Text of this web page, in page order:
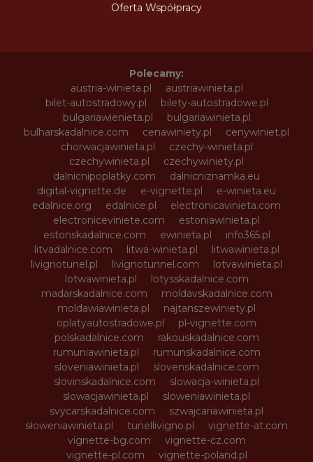
Oferta Współpracy
Polecamy:
austria-winieta.pl
austriawinieta.pl
bilet-autostradowy.pl
bilety-autostradowe.pl
bulgariawienieta.pl
bulgariawinieta.pl
bulharskadalnice.com
cenawiniety.pl
cenywiniet.pl
chorwacjawinieta.pl
czechy-winieta.pl
czechywinieta.pl
czechywiniety.pl
dalnicnipoplatky.com
dalnicniznamka.eu
digital-vignette.de
e-vignette.pl
e-winieta.eu
edalnice.org
edalnice.pl
electronicavinieta.com
electroniceviniete.com
estoniawinieta.pl
estonskadalnice.com
ewinieta.pl
info365.pl
litvadalnice.com
litwa-winieta.pl
litwawinieta.pl
livignotunel.pl
livignotunnel.com
lotvawinieta.pl
lotwawinieta.pl
lotysskadalnice.com
madarskadalnice.com
moldavskadalnice.com
moldawiawinieta.pl
najtanszewiniety.pl
oplatyautostradowe.pl
pl-vignette.com
polskadalnice.com
rakouskadalnice.com
rumuniawinieta.pl
rumunskadalnice.com
sloveniawinieta.pl
slovenskadalnice.com
slovinskadalnice.com
slowacja-winieta.pl
slowacjawinieta.pl
sloweniawinieta.pl
svycarskadalnice.com
szwajcariawinieta.pl
słoweniawinieta.pl
tunellivigno.pl
vignette-at.com
vignette-bg.com
vignette-cz.com
vignette-pl.com
vignette-poland.pl